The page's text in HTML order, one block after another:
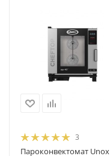
3
Пароконвектомат Unox